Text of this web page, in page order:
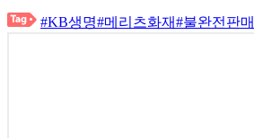
#KB생명#메리츠화재#불완전판매